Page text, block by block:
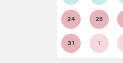
24 25
31 1